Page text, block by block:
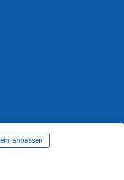
anpassen